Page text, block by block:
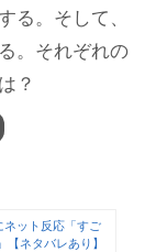
。そして、
。それぞれの
？
ネット反応「すご
ネタバレあり】